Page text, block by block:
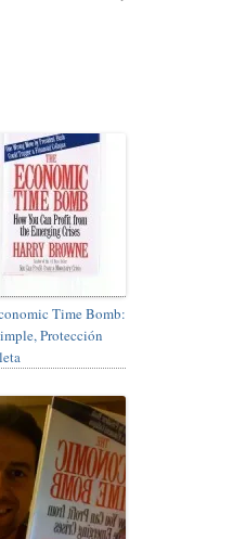
Time Bomb:
Protección